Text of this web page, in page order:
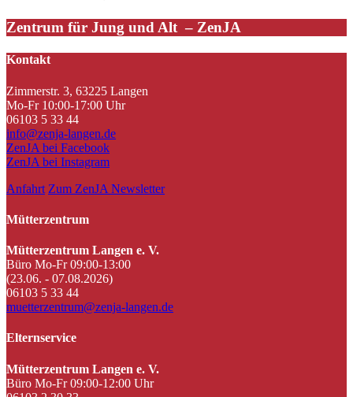
Zentrum für Jung und Alt – ZenJA
Kontakt
Zimmerstr. 3, 63225 Langen
Mo-Fr 10:00-17:00 Uhr
06103 5 33 44
info@zenja-langen.de
ZenJA bei Facebook
ZenJA bei Instagram
Anfahrt Zum ZenJA Newsletter
Mütterzentrum
Mütterzentrum Langen e. V.
Büro Mo-Fr 09:00-13:00
(23.06. - 07.08.2026)
06103 5 33 44
muetterzentrum@zenja-langen.de
Elternservice
Mütterzentrum Langen e. V.
Büro Mo-Fr 09:00-12:00 Uhr